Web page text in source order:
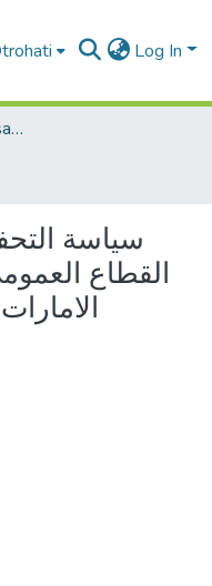
Log In
Université Hassan II - Casablanca
سياسة
القطاع